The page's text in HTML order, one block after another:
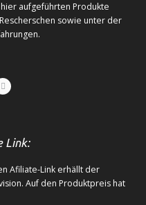
aufgeführten Produkte
sowie unter der
Link:
Afiliate-Link erhällt der
Auf den Produktpreis hat